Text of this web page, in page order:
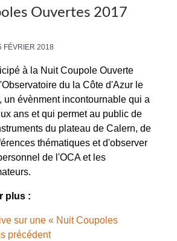
Ouvertes 2017
FÉVRIER 2018
à la Nuit Coupole Ouverte
du la Côte d'Azur le
un évènment incontournable qui a
ans et qui permet au public de
du plateau de Calern, de
thématiques et d'observer
de l'OCA et les
plus :
sur une « Nuit Coupoles
précédent